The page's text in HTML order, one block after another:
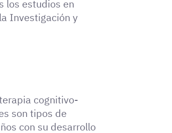
los estudios en
Investigación y
cognitivo-
son tipos de
con su desarrollo